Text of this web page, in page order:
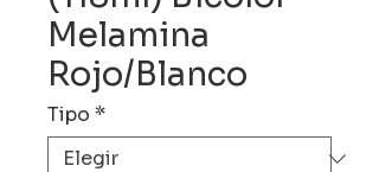
Melamina
Rojo/Blanco
Tipo *